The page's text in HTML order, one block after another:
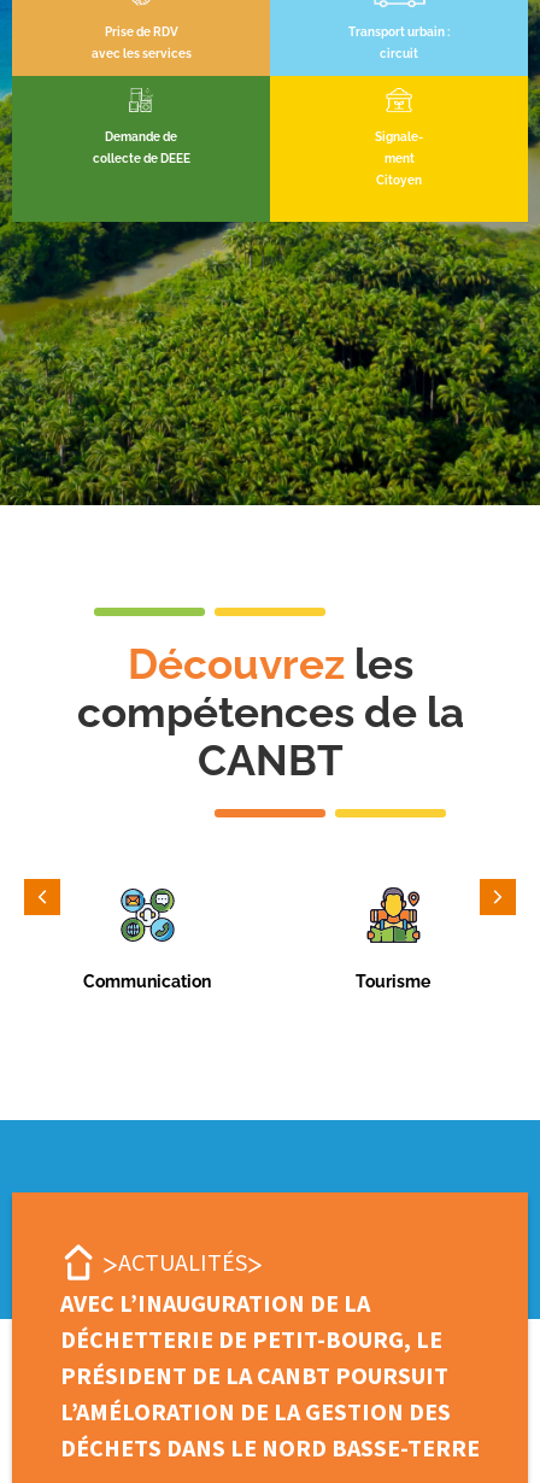
Prise de RDV
avec les services
Transport urbain :
circuit
Demande de
collecte de DEEE
Signale-
ment
Citoyen
Découvrezles
compétences de la
CANBT
Communication Tourisme
ACTUALITÉS
AVEC L’INAUGURATION DE LA
DÉCHETTERIE DE PETIT-BOURG, LE
PRÉSIDENT DE LA CANBT POURSUIT
L’AMÉLORATION DE LA GESTION DES
DÉCHETS DANS LE NORD BASSE-TERRE